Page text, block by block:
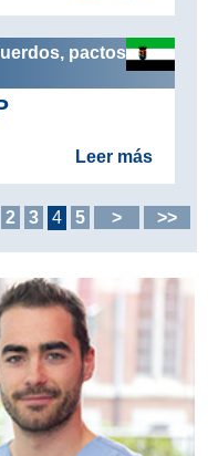
pactos y
Leer más
2 3 4 5 > >>